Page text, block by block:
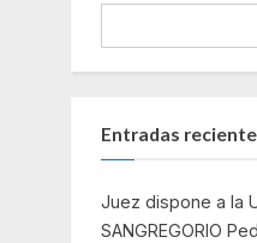
Entradas
Juez dispone a la
SANGREGORIO